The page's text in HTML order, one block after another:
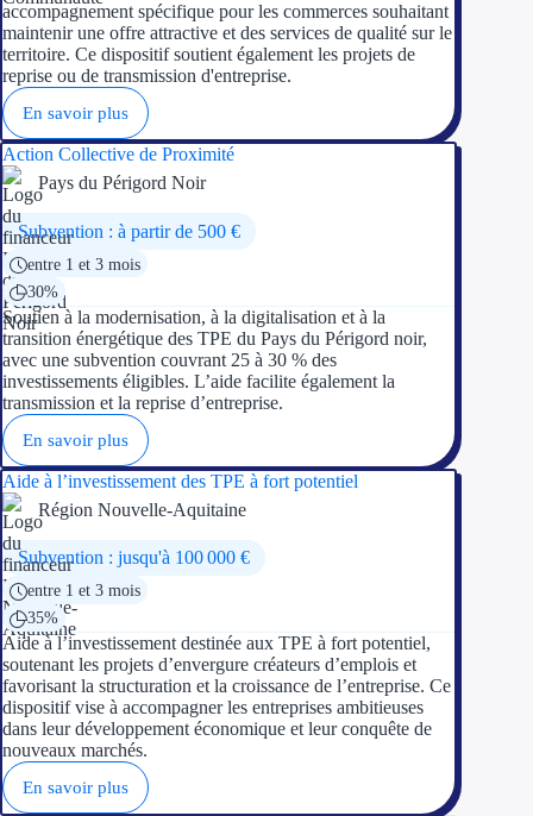
accompagnement spécifique pour les commerces souhaitant
maintenir une offre attractive et des services de qualité sur le
territoire. Ce dispositif soutient également les projets de
reprise ou de transmission d'entreprise.
En savoir plus
Action Collective de Proximité
Pays du Périgord Noir
Subvention : à partir de 500 €
entre 1 et 3 mois
30%
Soutien à la modernisation, à la digitalisation et à la
transition énergétique des TPE du Pays du Périgord noir,
avec une subvention couvrant 25 à 30 % des
investissements éligibles. L’aide facilite également la
transmission et la reprise d’entreprise.
En savoir plus
Aide à l’investissement des TPE à fort potentiel
Région Nouvelle-Aquitaine
Subvention : jusqu'à 100 000 €
entre 1 et 3 mois
35%
Aide à l’investissement destinée aux TPE à fort potentiel,
soutenant les projets d’envergure créateurs d’emplois et
favorisant la structuration et la croissance de l’entreprise. Ce
dispositif vise à accompagner les entreprises ambitieuses
dans leur développement économique et leur conquête de
nouveaux marchés.
En savoir plus